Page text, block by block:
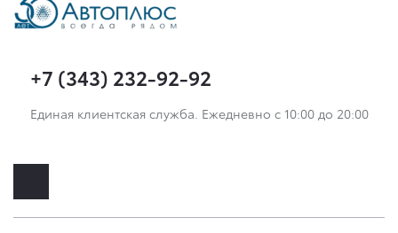
+7 (343) 232-92-92
Единая клиентская служба. Ежедневно с 10:00 до 20:00